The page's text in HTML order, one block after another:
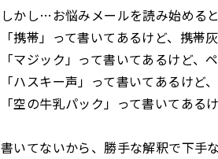
しかし…お悩みメールを読み始める
「携帯」って書いてあるけど、携帯
「マジック」って書いてあるけど、
「ハスキー声」って書いてあるけど
「空の牛乳パック」って書いてある
書いてないから、勝手な解釈で下手